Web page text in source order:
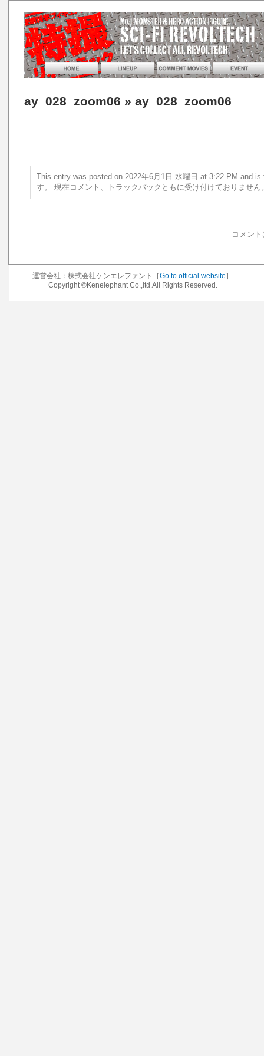
ay_028_zoom06 » ay_028_zoom06
This entry was posted on 2022年6月1日 水曜日 at 3:22 PM and
す。 現在コメント、トラックバックともに受け付けておりません
コメン
運営会社：株式会社ケンエレファント［Go to official website ］
Copyright ©Kenelephant Co.,ltd.All Rights Reserved.